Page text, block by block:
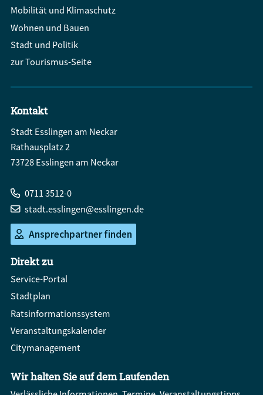
Mobilität und Klimaschutz
Wohnen und Bauen
Stadt und Politik
zur Tourismus-Seite
Kontakt
Stadt Esslingen am Neckar
Rathausplatz 2
73728 Esslingen am Neckar
0711 3512-0
stadt.esslingen@esslingen.de
Ansprechpartner finden
Direkt zu
Service-Portal
Stadtplan
Ratsinformationssystem
Veranstaltungskalender
Citymanagement
Wir halten Sie auf dem Laufenden